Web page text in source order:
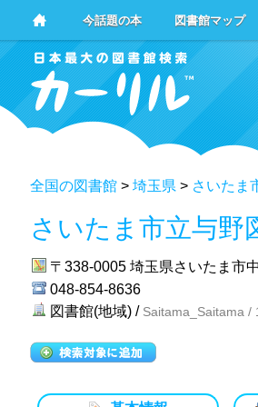
今話題の本 図書館マップ
全国の図書館 > 埼玉県 > さいたま
さいたま市立与野
〒338-0005 埼玉県さいたま市
048-854-8636
図書館(地域) / Saitama_Saitama /